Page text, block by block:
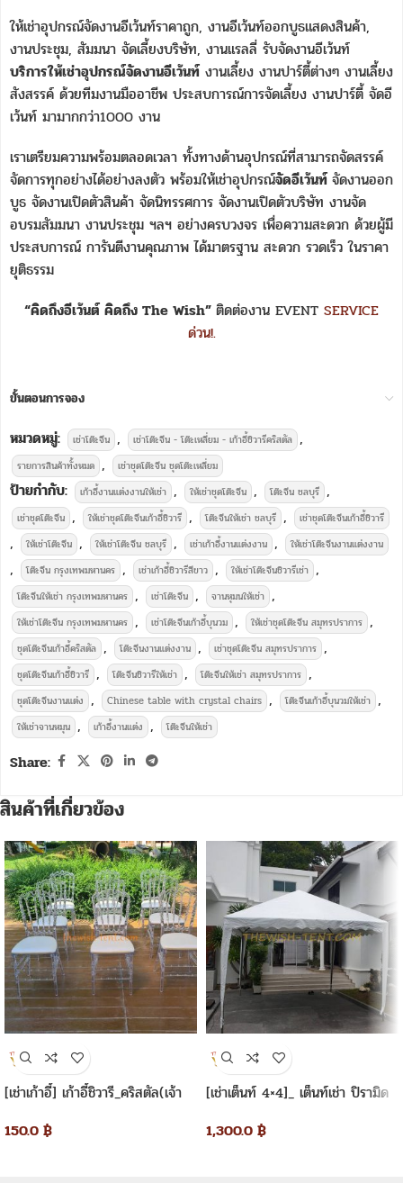
ให้เช่าอุปกรณ์จัดงานอีเว้นท์ราคาถูก, งานอีเว้นท์ออกบูธแสดงสินค้า,
งานประชุม, สัมมนา จัดเลี้ยงบริษัท, งานแรลลี่ รับจัดงานอีเว้นท์
บริการให้เช่าอุปกรณ์จัดงานอีเว้นท์ งานเลี้ยง งานปาร์ตี้ต่างๆ งานเลี้ยง
สังสรรค์ ด้วยทีมงานมืออาชีพ ประสบการณ์การจัดเลี้ยง งานปาร์ตี้ จัดอี
เว้นท์ มามากกว่า1000 งาน
เราเตรียมความพร้อมตลอดเวลา ทั้งทางด้านอุปกรณ์ที่สามารถจัดสรรค์
จัดการทุกอย่างได้อย่างลงตัว พร้อมให้เช่าอุปกรณ์จัดอีเว้นท์ จัดงานออก
บูธ จัดงานเปิดตัวสินค้า จัดนิทรรศการ จัดงานเปิดตัวบริษัท งานจัด
อบรมสัมมนา งานประชุม ฯลฯ อย่างครบวงจร เพื่อความสะดวก ด้วยผู้มี
ประสบการณ์ การันตีงานคุณภาพ ได้มาตรฐาน สะดวก รวดเร็ว ในราคา
ยุติธรรม
“คิดถึงอีเว้นต์ คิดถึง The Wish” ติดต่องาน EVENT SERVICE
ด่วน!.
ขั้นตอนการจอง
หมวดหมู่: เช่าโต๊ะจีน , เช่าโต๊ะจีน - โต๊ะเหลี่ยม - เก้าอี้ชิวารีคริสตัล ,
รายการสินค้าทั้งหมด , เช่าชุดโต๊ะจีน ชุดโต๊ะเหลี่ยม
ป้ายกำกับ: เก้าอี้งานแต่งงานให้เช่า , ให้เช่าชุดโต๊ะจีน , โต๊ะจีน ชลบุรี ,
เช่าชุดโต๊ะจีน , ให้เช่าชุดโต๊ะจีนเก้าอี้ชิวารี , โต๊ะจีนให้เช่า ชลบุรี , เช่าชุดโต๊ะจีนเก้าอี้ชิวารี
, ให้เช่าโต๊ะจีน , ให้เช่าโต๊ะจีน ชลบุรี , เช่าเก้าอี้งานแต่งงาน , ให้เช่าโต๊ะจีนงานแต่งงาน
, โต๊ะจีน กรุงเทพมหานคร , เช่าเก้าอี้ชิวารีสีขาว , ให้เช่าโต๊ะจีนชิวารีเช่า ,
โต๊ะจีนให้เช่า กรุงเทพมหานคร , เช่าโต๊ะจีน , จานหุมนให้เช่า ,
ให้เช่าโต๊ะจีน กรุงเทพมหานคร , เช่าโต๊ะจีนเก้าอี้บุนวม , ให้เช่าชุดโต๊ะจีน สมุทรปราการ ,
ชุดโต๊ะจีนเก้าอี้คริสตัล , โต๊ะจีนงานแต่งงาน , เช่าชุดโต๊ะจีน สมุทรปราการ ,
ชุดโต๊ะจีนเก้าอี้ชิวารี , โต๊ะจีนชิวารีให้เช่า , โต๊ะจีนให้เช่า สมุทรปราการ ,
ชุดโต๊ะจีนงานแต่ง , Chinese table with crystal chairs , โต๊ะจีนเก้าอี้บุนวมให้เช่า ,
ให้เช่าจานหมุน , เก้าอี้งานแต่ง , โต๊ะจีนให้เช่า
Share:
สินค้าที่เกี่ยวข้อง
[เช่าเก้าอี้] เก้าอี้ชิวารี_คริสตัล(เจ้า
150.0 ฿
[เช่าเต็นท์ 4×4]_ เต็นท์เช่า ปิรามิด
1,300.0 ฿